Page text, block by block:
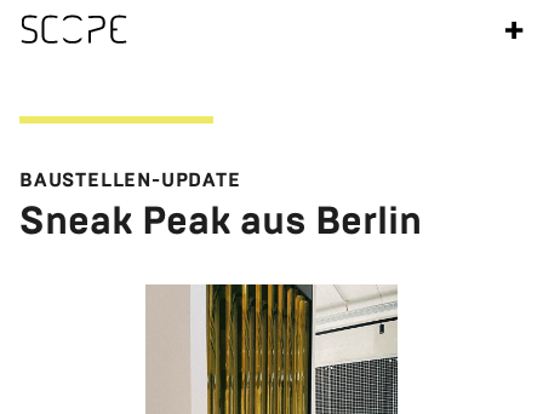
+
BAU­STEL­LEN-UP­DATE
Sneak Peak aus Ber­lin